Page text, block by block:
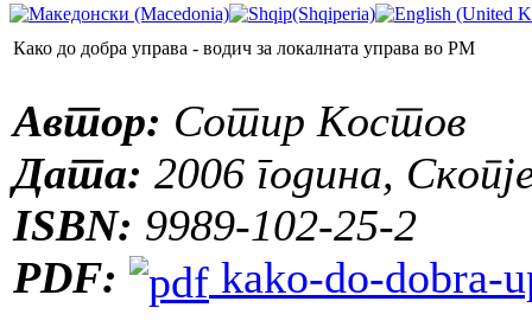
Како до добра управа - водич за локалната управа во РМ
Автор: Сотир Костов
Дата: 2006 година,
ISBN: 9989-102-25-2
PDF:
kako-do-dobra-